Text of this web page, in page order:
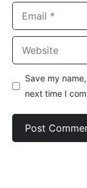
Save my
next time I